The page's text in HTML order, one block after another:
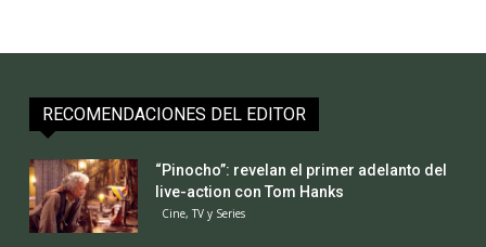
RECOMENDACIONES DEL EDITOR
“Pinocho”: revelan el primer adelanto del
live-action con Tom Hanks
Cine, TV y Series